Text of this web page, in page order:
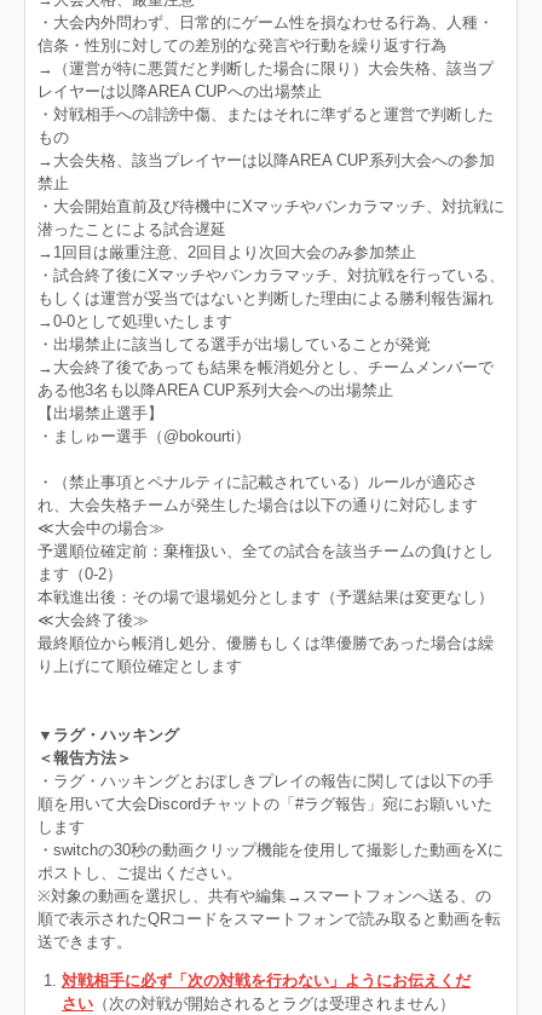
・大会内外問わず、日常的にゲーム性を損なわせる行為、人種・
信条・性別に対しての差別的な発言や行動を繰り返す行為
→（運営が特に悪質だと判断した場合に限り）大会失格、該当プ
レイヤーは以降AREA CUPへの出場禁止
・対戦相手への誹謗中傷、またはそれに準ずると運営で判断した
もの
→大会失格、該当プレイヤーは以降AREA CUP系列大会への参加
禁止
・大会開始直前及び待機中にXマッチやバンカラマッチ、対抗戦に
潜ったことによる試合遅延
→1回目は厳重注意、2回目より次回大会のみ参加禁止
・試合終了後にXマッチやバンカラマッチ、対抗戦を行っている、
もしくは運営が妥当ではないと判断した理由による勝利報告漏れ
→0‐0として処理いたします
・出場禁止に該当してる選手が出場していることが発覚
→大会終了後であっても結果を帳消処分とし、チームメンバーで
ある他3名も以降AREA CUP系列大会への出場禁止
【出場禁止選手】
・ましゅー選手（@bokourti）
・（禁止事項とペナルティに記載されている）ルールが適応さ
れ、大会失格チームが発生した場合は以下の通りに対応します
≪大会中の場合≫
予選順位確定前：棄権扱い、全ての試合を該当チームの負けとし
ます（0-2）
本戦進出後：その場で退場処分とします（予選結果は変更なし）
≪大会終了後≫
最終順位から帳消し処分、優勝もしくは準優勝であった場合は繰
り上げにて順位確定とします
▼ラグ・ハッキング
＜報告方法＞
・ラグ・ハッキングとおぼしきプレイの報告に関しては以下の手
順を用いて大会Discordチャットの「#ラグ報告」宛にお願いいた
します
・switchの30秒の動画クリップ機能を使用して撮影した動画をXに
ポストし、ご提出ください。
※対象の動画を選択し、共有や編集→スマートフォンへ送る、の
順で表示されたQRコードをスマートフォンで読み取ると動画を転
送できます。
対戦相手に必ず「次の対戦を行わない」ようにお伝えくだ
さい （次の対戦が開始されるとラグは受理されません）